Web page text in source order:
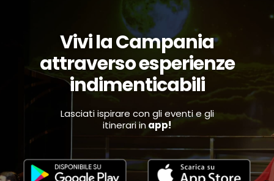
Vivi la Campania
attraverso esperienze
indimenticabili
Lasciati ispirare con gli eventi e gli
itinerari inapp!